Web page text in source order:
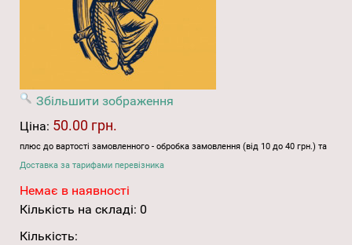
Збільшити зображення
Ціна: 50.00 грн.
плюс до вартості замовленного - обробка замовлення (від 10 до 40 грн.) та
Доставка за тарифами перевізника
Немає в наявності
Кількість на складі: 0
Кількість: